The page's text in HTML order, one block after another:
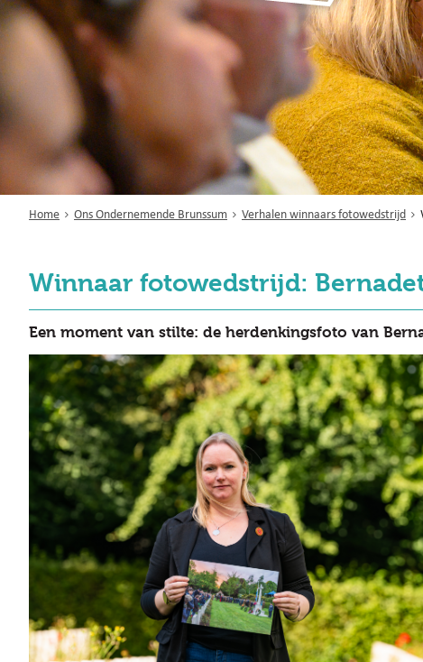
Home Ons Ondernemende Brunssum Verhalen winnaars fotowedstrijd
Winnaar fotowedstrijd:
Een moment van stilte: de herdenkingsfoto van